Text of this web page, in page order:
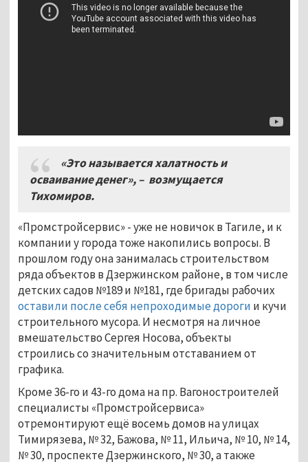
«Это называется халатность и
осваивание денег», – возмущается
Тихомиров.
«Промстройсервис» - уже не новичок в Тагиле, и к
компании у города тоже накопились вопросы. В
прошлом году она занималась строительством
ряда объектов в Дзержинском районе, в том числе
детских садов №189 и №181, где бригады рабочих
оставили после себя непроходимые дороги и кучи
строительного мусора. И несмотря на личное
вмешательство Сергея Носова, объекты
строились со значительным отставанием от
графика.
Кроме 36-го и 43-го дома на пр. Вагоностроителей
специалисты «Промстройсервиса»
отремонтируют ещё восемь домов на улицах
Тимирязева, № 32, Бажова, № 11, Ильича, № 10, № 14,
№ 30, проспекте Дзержинского, № 30, а также